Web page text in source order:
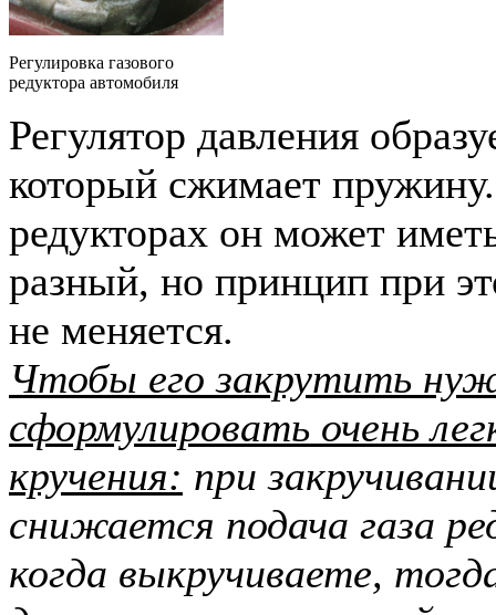
Регулировка газового
редуктора автомобиля
Регулятор давления
который сжимает
редукторах он может
разный, но принцип при
не меняется.
Чтобы его закрутить
сформулировать очень
кручения: при
снижается подача газа
когда выкручиваете,